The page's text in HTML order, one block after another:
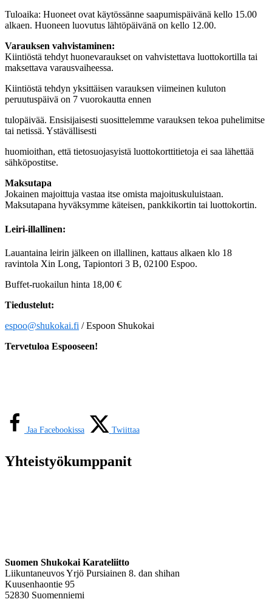
Tuloaika: Huoneet ovat käytössänne saapumispäivänä kello 15.00
alkaen. Huoneen luovutus lähtöpäivänä on kello 12.00.
Varauksen vahvistaminen:
Kiintiöstä tehdyt huonevaraukset on vahvistettava luottokortilla tai
maksettava varausvaiheessa.
Kiintiöstä tehdyn yksittäisen varauksen viimeinen kuluton
peruutuspäivä on 7 vuorokautta ennen
tulopäivää. Ensisijaisesti suosittelemme varauksen tekoa puhelimitse
tai netissä. Ystävällisesti
huomioithan, että tietosuojasyistä luottokorttitietoja ei saa lähettää
sähköpostitse.
Maksutapa
Jokainen majoittuja vastaa itse omista majoituskuluistaan.
Maksutapana hyväksymme käteisen, pankkikortin tai luottokortin.
Leiri-illallinen:
Lauantaina leirin jälkeen on illallinen, kattaus alkaen klo 18
ravintola Xin Long, Tapiontori 3 B, 02100 Espoo.
Buffet-ruokailun hinta 18,00 €
Tiedustelut:
espoo@shukokai.fi / Espoon Shukokai
Tervetuloa Espooseen!
Jaa Facebookissa Twiittaa
Yhteistyökumppanit
Suomen Shukokai Karateliitto
Liikuntaneuvos Yrjö Pursiainen 8. dan shihan
Kuusenhaontie 95
52830 Suomenniemi